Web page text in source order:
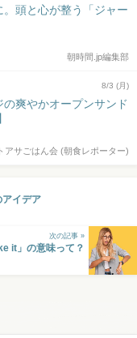
頭と心が整う「ジャー
朝時間.jp編集部
8/3 (月)
の爽やかオープンサンド
アサごはん会 (朝食レポーター)
アイデア
次の記事 »
it」の意味って？